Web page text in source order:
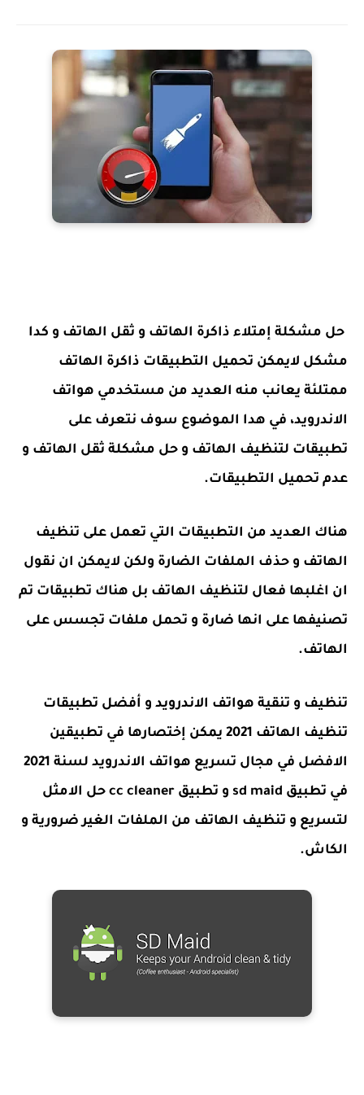
حل مشكلة إمتلاء ذاكرة الهاتف و ثقل الهاتف و كدا
مشكل لايمكن تحميل التطبيقات ذاكرة الهاتف
ممتلئة يعانب منه العديد من مستخدمي هواتف
الاندرويد، في هدا الموضوع سوف نتعرف على
تطبيقات لتنظيف الهاتف و حل مشكلة ثقل الهاتف و
عدم تحميل التطبيقات.
هناك العديد من التطبيقات التي تعمل على تنظيف
الهاتف و حذف الملفات الضارة ولكن لايمكن ان نقول
ان اغلبها فعال لتنظيف الهاتف بل هناك تطبيقات تم
تصنيفها على انها ضارة و تحمل ملفات تجسس على
الهاتف.
تنظيف و تنقية هواتف الاندرويد و أفضل تطبيقات
تنظيف الهاتف 2021 يمكن إختصارها في تطبيقين
الافضل في مجال تسريع هواتف الاندرويد لسنة 2021
في تطبيق sd maid و تطبيق cc cleaner حل الامثل
لتسريع و تنظيف الهاتف من الملفات الغير ضرورية و
الكاش.